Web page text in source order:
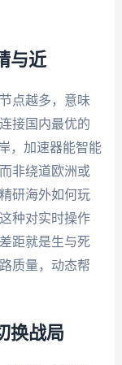
与近
点越多，意味
接国内最优的
，加速器能智能
非绕道欧洲或
研海外如何玩
种对实时操作
距就是生与死
质量，动态帮
换战局